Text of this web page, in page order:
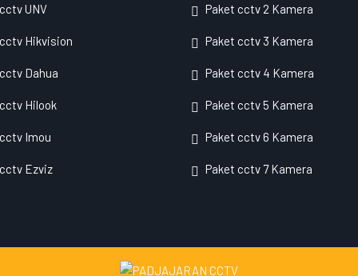
UNV
Hikvision
Dahua
Hilook
Imou
Ezviz
Paket cctv 2 Kamera
Paket cctv 3 Kamera
Paket cctv 4 Kamera
Paket cctv 5 Kamera
Paket cctv 6 Kamera
Paket cctv 7 Kamera